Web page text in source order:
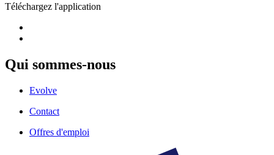
Téléchargez l'application
Qui sommes-nous
Evolve
Contact
Offres d'emploi